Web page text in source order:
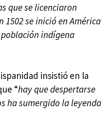
que se licenciaron
1502 se inició en América
indígena
insistió en la
“hay que despertarse
ha sumergido la leyenda